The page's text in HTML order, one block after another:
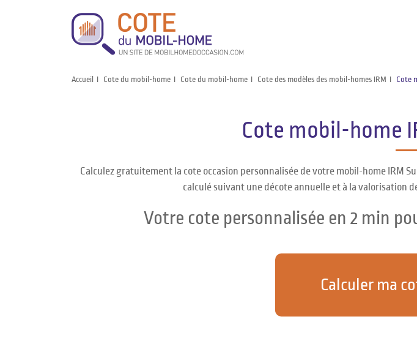
Accueil Cote du mobil-home Cote du mobil-home Cote des modèles des mobil-homes IRM Cote
Cote mobil-home
Calculez gratuitement la cote occasion personnalisée de votre mobil-home IRM
calculé suivant une décote annuelle et à la valorisation
Votre cote personnalisée en 2 min
Calculer ma